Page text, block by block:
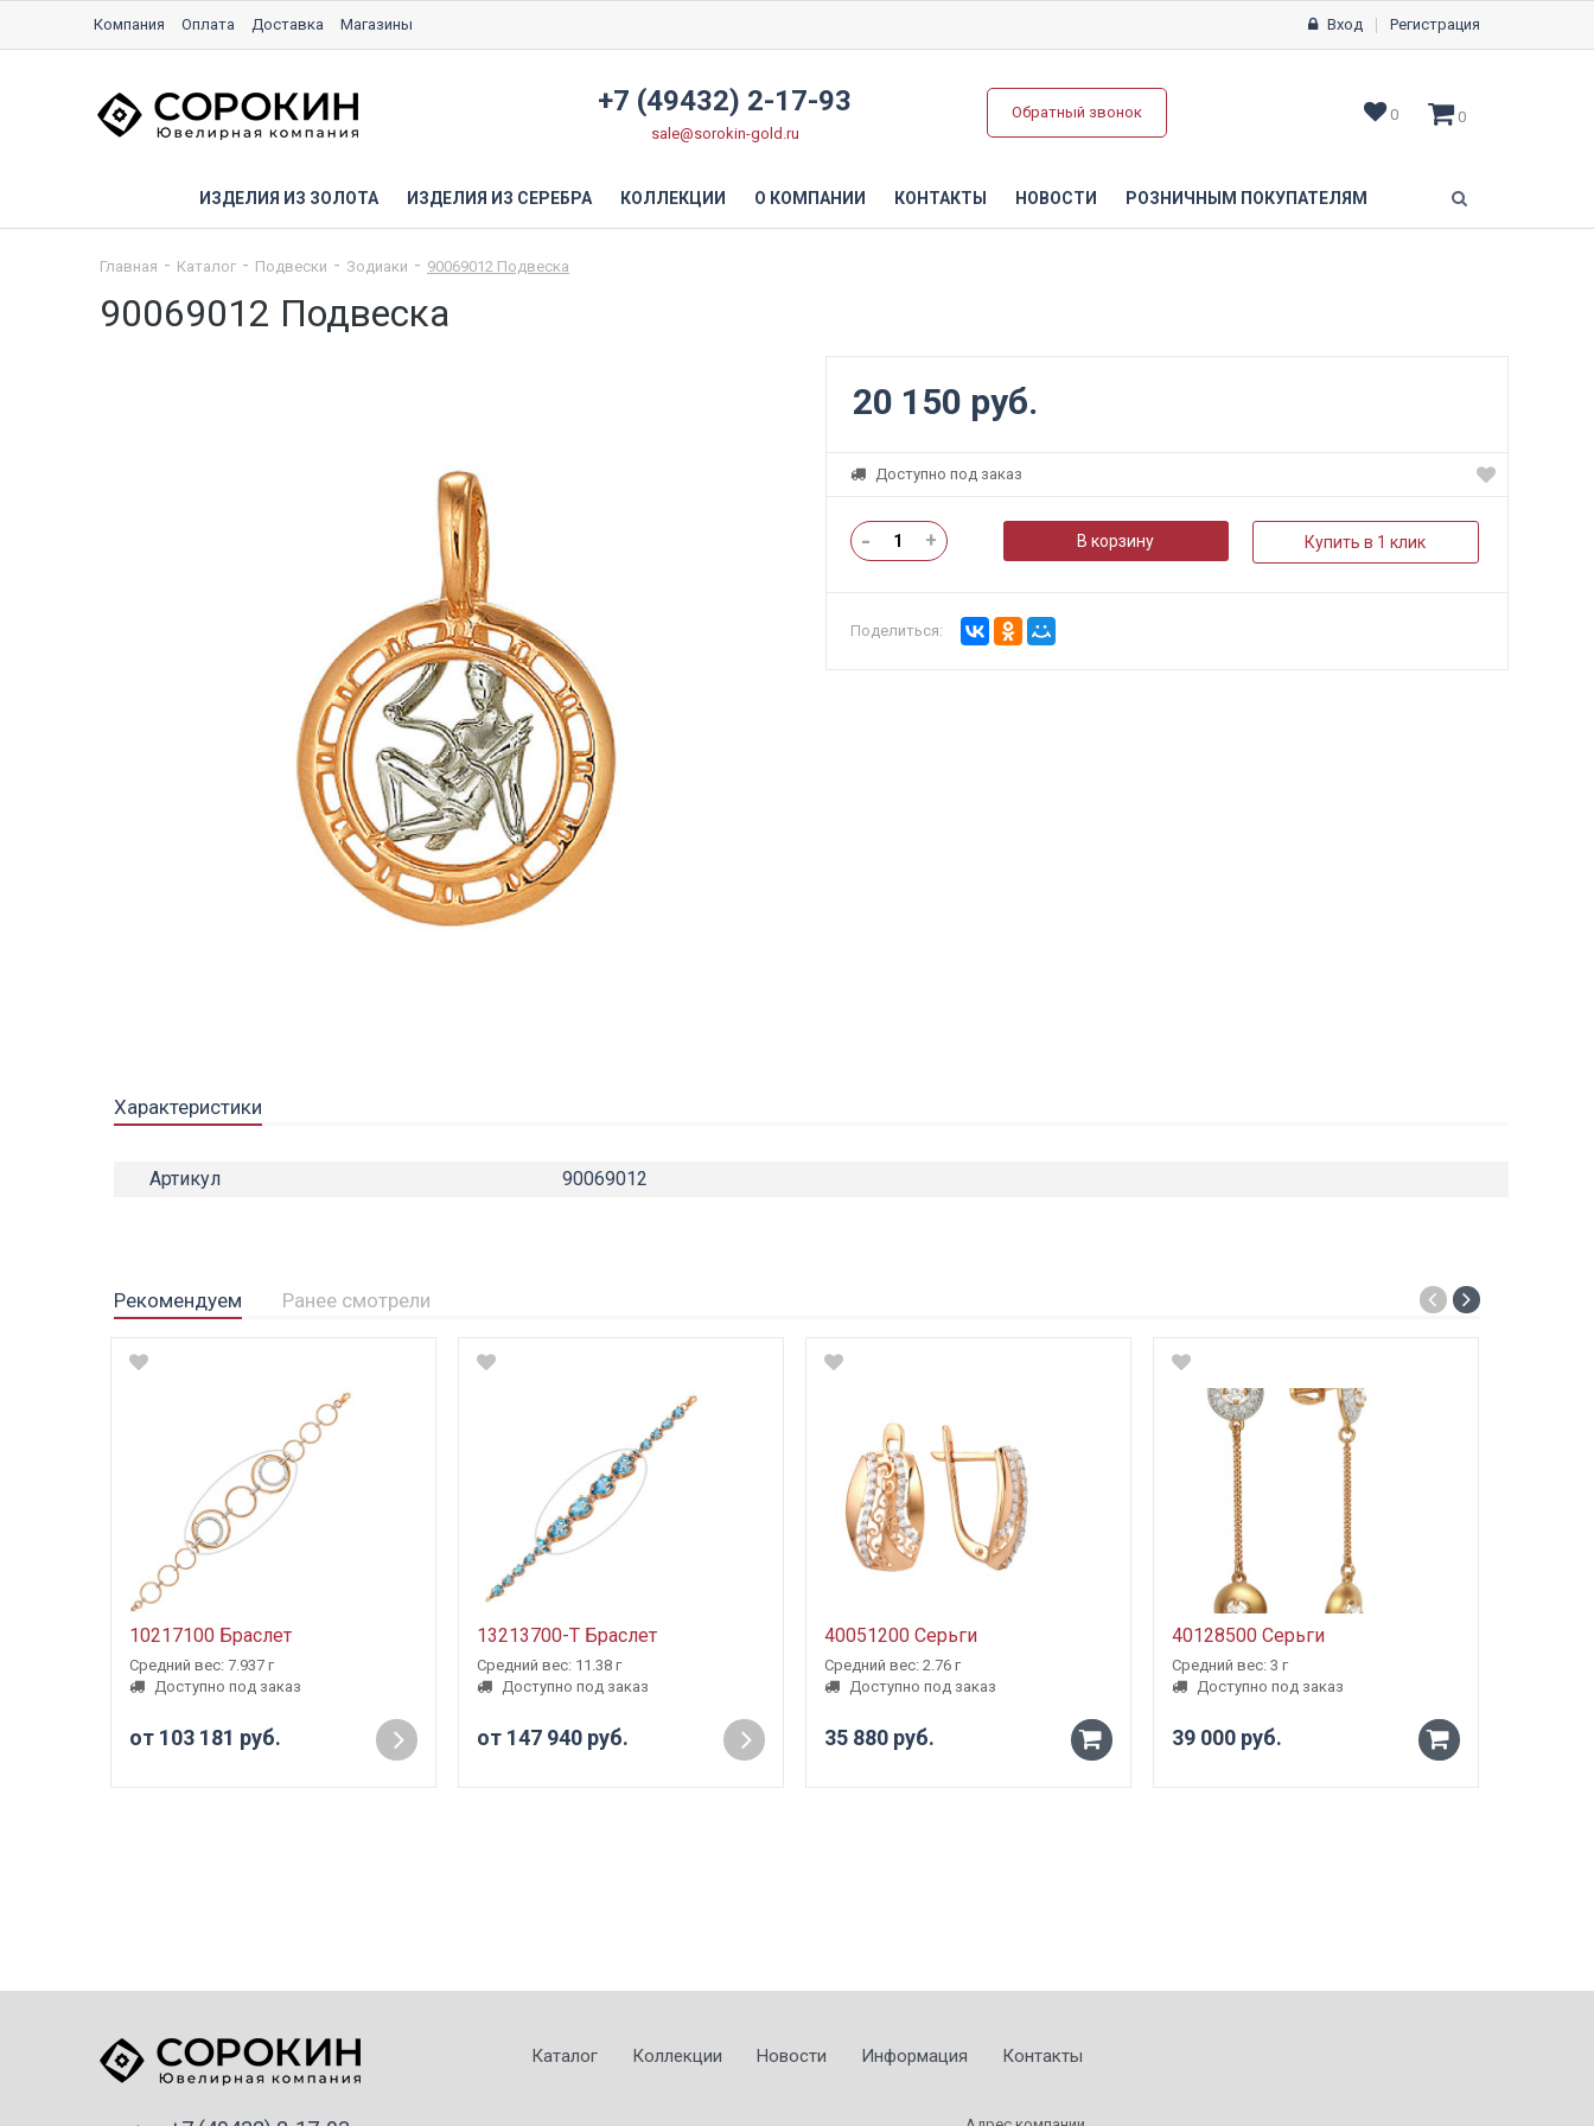
Компания Оплата Доставка Магазины Вход Регистрация
+7 (49432) 2-17-93
sale@sorokin-gold.ru
Обратный звонок 0 0
ИЗДЕЛИЯ ИЗ ЗОЛОТА ИЗДЕЛИЯ ИЗ СЕРЕБРА КОЛЛЕКЦИИ О КОМПАНИИ КОНТАКТЫ НОВОСТИ РОЗНИЧНЫМ ПОКУПАТЕЛЯМ
Главная Каталог Подвески Зодиаки 90069012 Подвеска
90069012 Подвеска
20 150 руб.
Доступно под заказ
- + В корзину Купить в 1 клик
Поделиться:
Характеристики
Артикул 90069012
Рекомендуем Ранее смотрели
10217100 Браслет
Средний вес: 7.937 г
Доступно под заказ
от 103 181 руб.
13213700-Т Браслет
Средний вес: 11.38 г
Доступно под заказ
от 147 940 руб.
40051200 Серьги
Средний вес: 2.76 г
Доступно под заказ
35 880 руб. -
40128500 Серьги
Средний вес: 3 г
Доступно под заказ
39 000 руб. -
Каталог Коллекции Новости Информация Контакты